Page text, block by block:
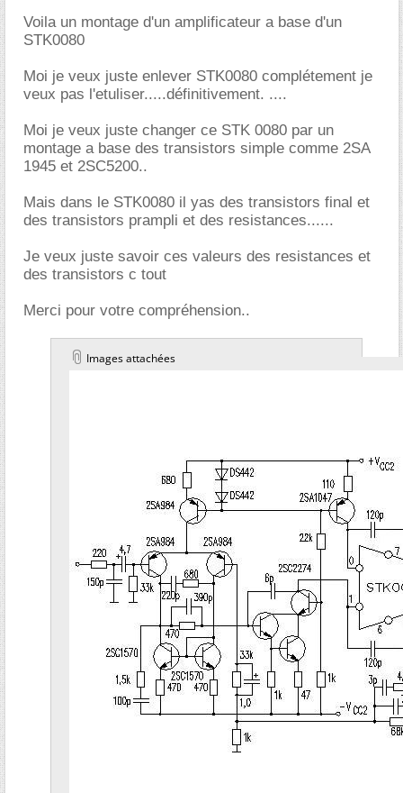
Voila un montage d'un amplificateur a base d'un
STK0080
Moi je veux juste enlever STK0080 complétement je
veux pas l'etuliser.....définitivement. ....
Moi je veux juste changer ce STK 0080 par un
montage a base des transistors simple comme 2SA
1945 et 2SC5200..
Mais dans le STK0080 il yas des transistors final et
des transistors prampli et des resistances......
Je veux juste savoir ces valeurs des resistances et
des transistors c tout
Merci pour votre compréhension..
Images attachées